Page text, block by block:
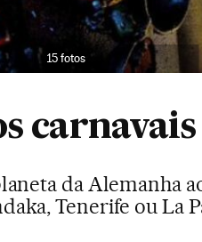
15 fotos
da Alemanha
Tenerife ou La